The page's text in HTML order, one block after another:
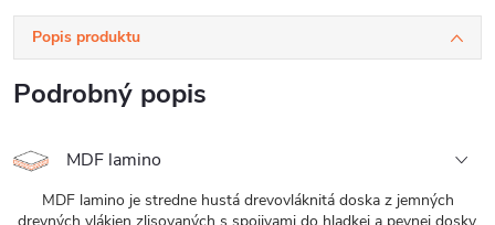
Popis produktu
Podrobný popis
MDF lamino
MDF lamino je stredne hustá drevovláknitá doska z jemných